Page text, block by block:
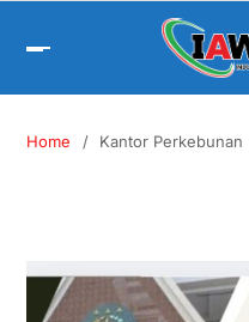
Home Kantor Perkebunan